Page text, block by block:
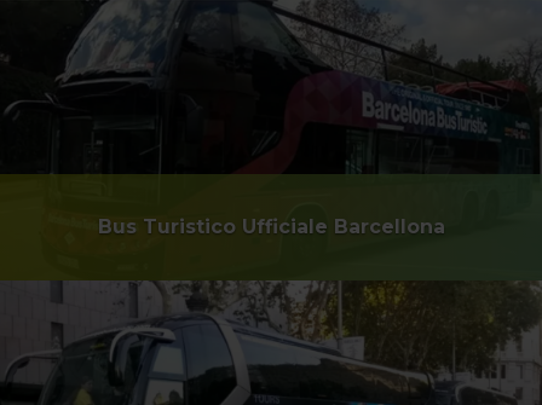
Bus Turistico Ufficiale Barcellona